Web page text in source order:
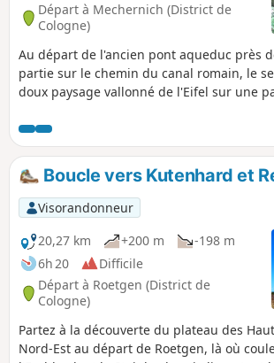
Départ à Mechernich (District de
Cologne)
Au départ de l'ancien pont aqueduc près
partie sur le chemin du canal romain, le
doux paysage vallonné de l'Eifel sur une
traces des anciens Romains.
Boucle vers Kutenhard et
Visorandonneur
20,27 km
+200 m
-198 m
6h 20
Difficile
Départ à Roetgen (District de
Cologne)
Partez à la découverte du plateau des
Nord-Est au départ de Roetgen, là où